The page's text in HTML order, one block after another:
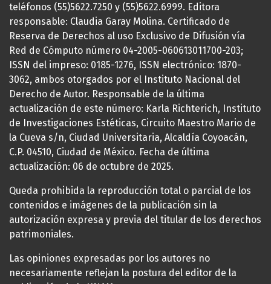
teléfonos (55)5622.7250 y (55)5622.6999. Editora
responsable: Claudia Garay Molina. Certificado de
Reserva de Derechos al uso Exclusivo de Difusión vía
Red de Cómputo número 04-2005-060613011700-203;
ISSN del impreso: 0185-1276, ISSN electrónico: 1870-
3062, ambos otorgados por el Instituto Nacional del
Derecho de Autor. Responsable de la última
actualización de este número: Karla Richterich, Instituto
de Investigaciones Estéticas, Circuito Maestro Mario de
la Cueva s/n, Ciudad Universitaria, Alcaldía Coyoacán,
C.P. 04510, Ciudad de México. Fecha de última
actualización: 06 de octubre de 2025.
Queda prohibida la reproducción total o parcial de los
contenidos e imágenes de la publicación sin la
autorización expresa y previa del titular de los derechos
patrimoniales.
Las opiniones expresadas por los autores no
necesariamente reflejan la postura del editor de la